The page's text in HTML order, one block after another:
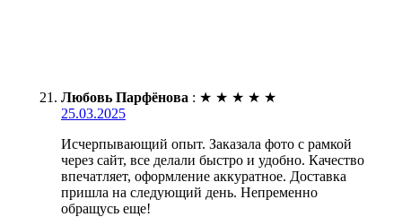
Любовь Парфёнова : ★ ★ ★ ★ ★
25.03.2025
Исчерпывающий опыт. Заказала фото с рамкой
через сайт, все делали быстро и удобно. Качество
впечатляет, оформление аккуратное. Доставка
пришла на следующий день. Непременно
обращусь еще!